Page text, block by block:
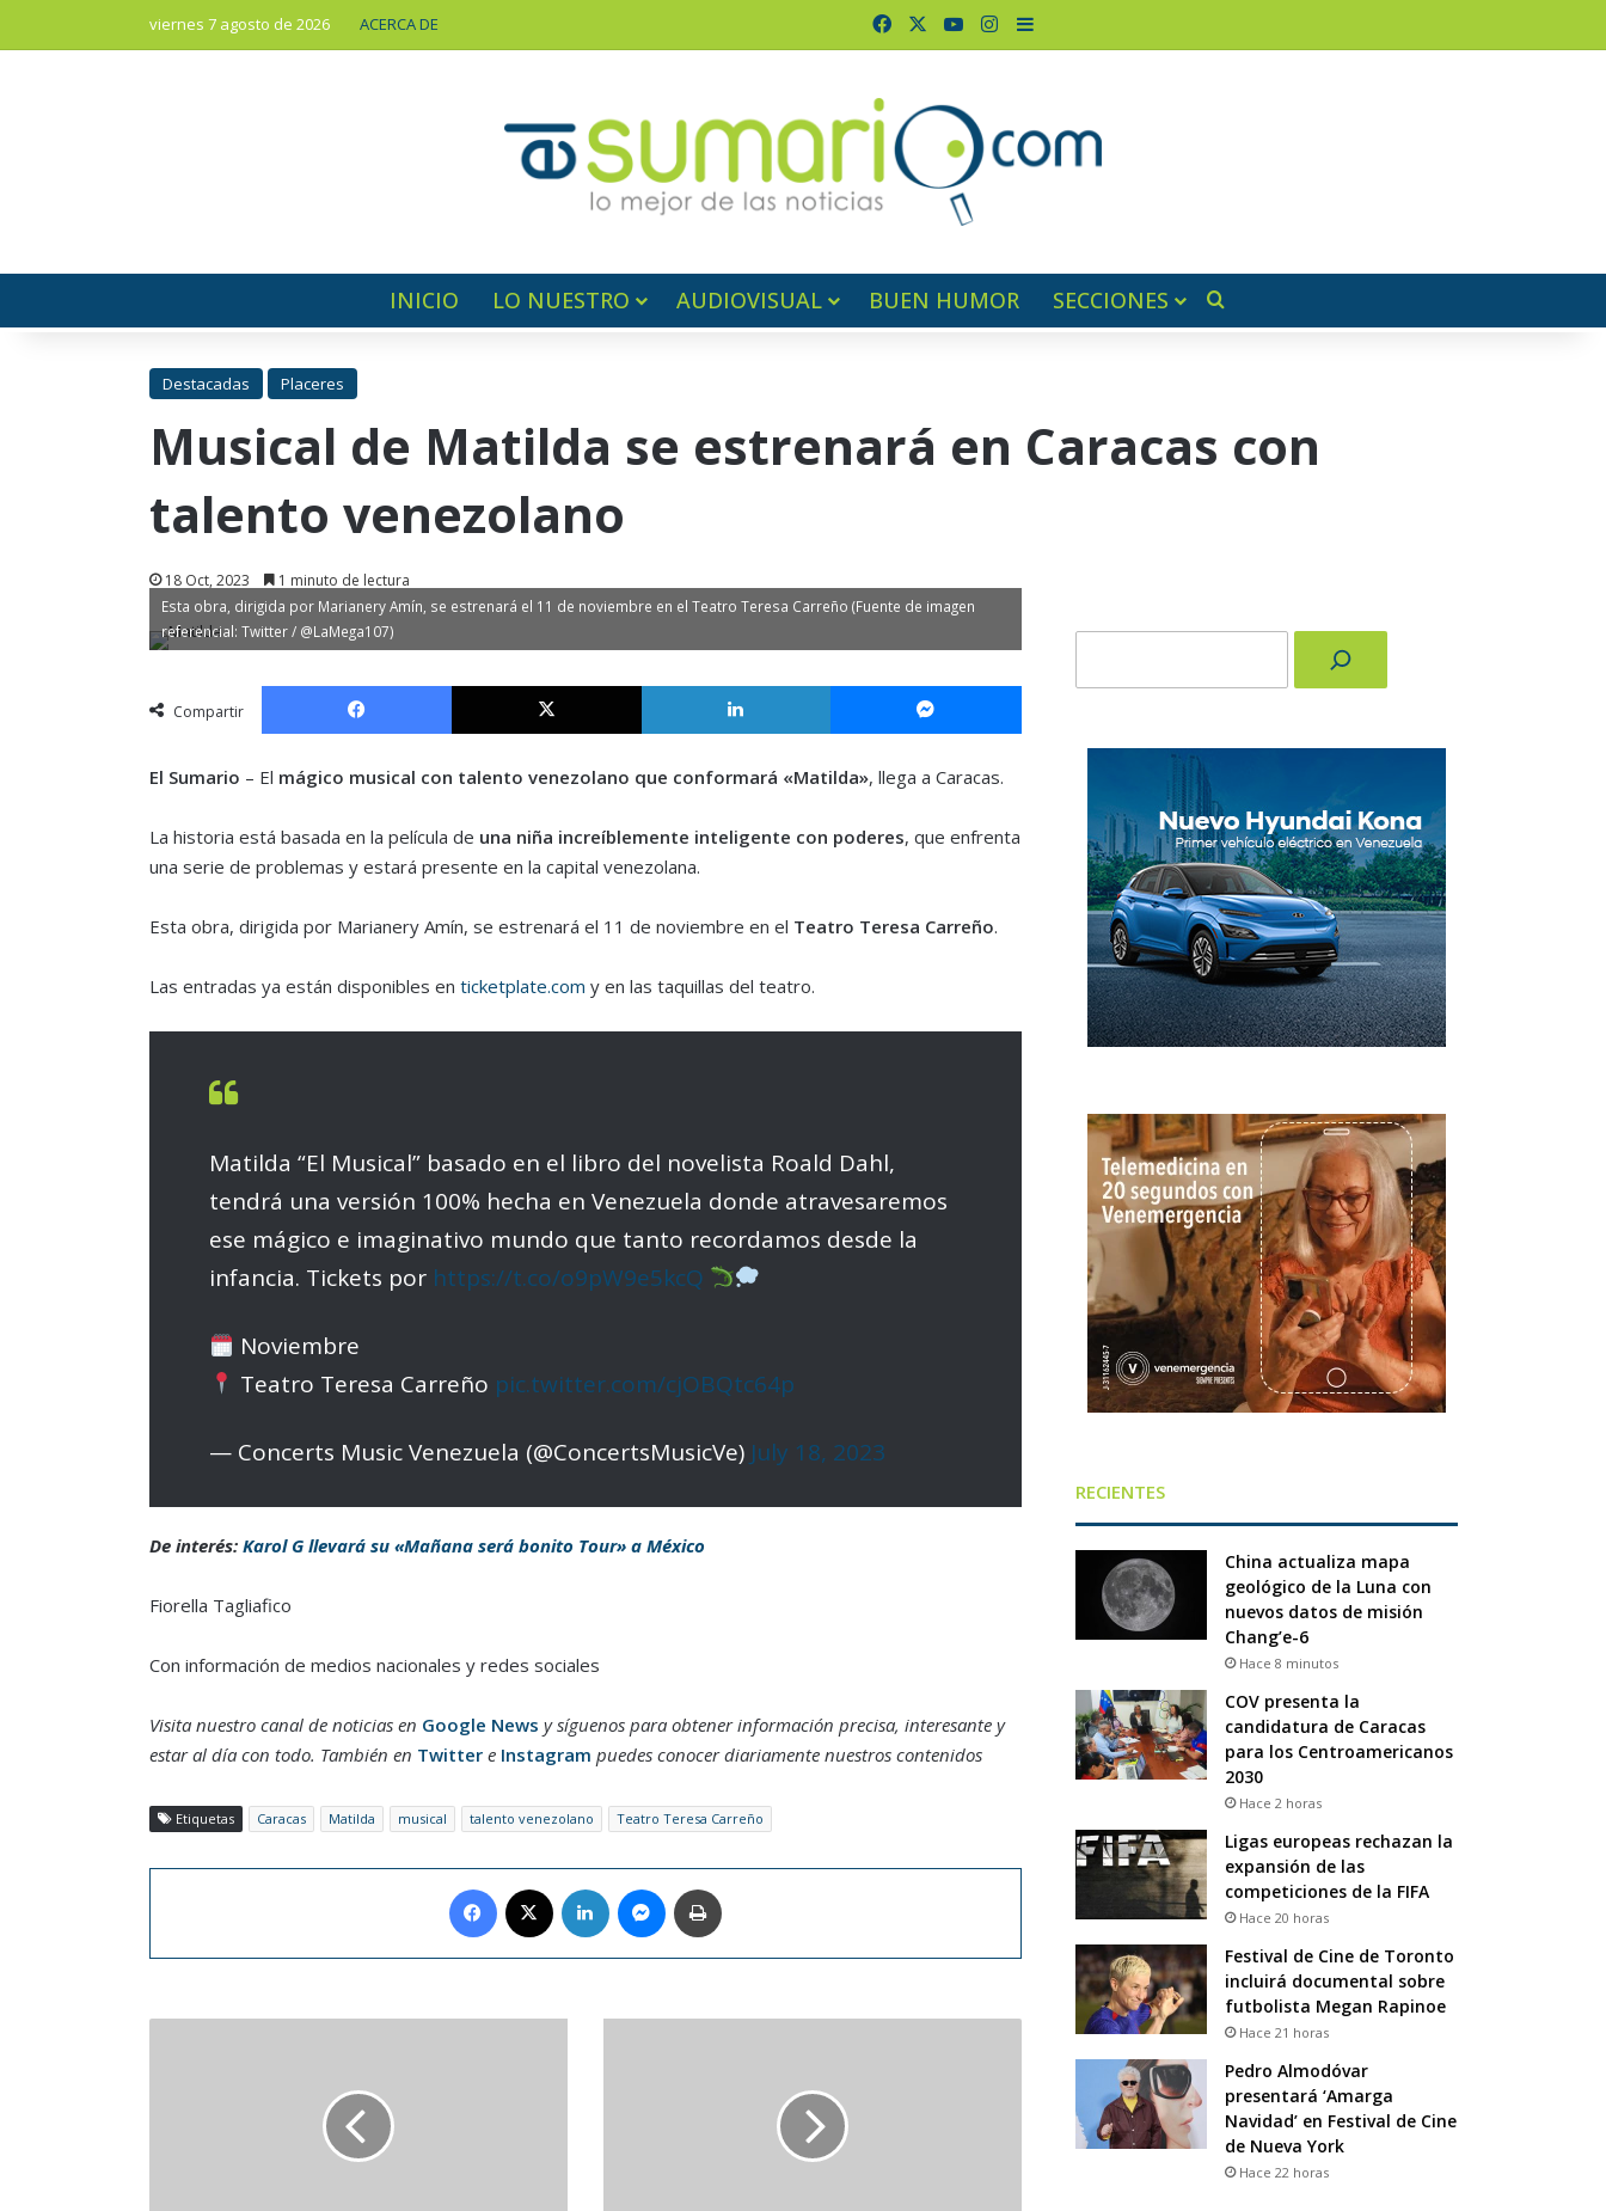
viernes 7 agosto de 2026 ACERCA DE FacebookYouTubeInstagram
Barra lateral
INICIO LO NUESTRO AUDIOVISUAL BUEN HUMOR SECCIONES
Destacadas Placeres
Musical de Matilda se estrenará en Caracas con
talento venezolano
18 Oct, 2023 1 minuto de lectura
Esta obra, dirigida por Marianery Amín, se estrenará el 11 de noviembre en el Teatro Teresa Carreño (Fuente de imagen
referencial: Twitter / @LaMega107)
Compartir
Facebook X LinkedIn Messenger
El Sumario – El mágico musical con talento venezolano que conformará «Matilda», llega a Caracas.
La historia está basada en la película de una niña increíblemente inteligente con poderes, que enfrenta
una serie de problemas y estará presente en la capital venezolana.
Esta obra, dirigida por Marianery Amín, se estrenará el 11 de noviembre en el Teatro Teresa Carreño.
Las entradas ya están disponibles en ticketplate.com y en las taquillas del teatro.
Matilda “El Musical” basado en el libro del novelista Roald Dahl,
tendrá una versión 100% hecha en Venezuela donde atravesaremos
ese mágico e imaginativo mundo que tanto recordamos desde la
infancia. Tickets por https://t.co/o9pW9e5kcQ
Noviembre
Teatro Teresa Carreño pic.twitter.com/cjOBQtc64p
— Concerts Music Venezuela (@ConcertsMusicVe) July 18, 2023
De interés: Karol G llevará su «Mañana será bonito Tour» a México
Fiorella Tagliafico
Con información de medios nacionales y redes sociales
Visita nuestro canal de noticias en Google News y síguenos para obtener información precisa, interesante y
estar al día con todo. También en Twittere Instagram puedes conocer diariamente nuestros contenidos
Etiquetas Caracas Matilda musical talento venezolano Teatro Teresa Carreño
Facebook LinkedIn Messenger
RECIENTES
China actualiza mapa
geológico de la Luna con
nuevos datos de misión
Chang’e-6
Hace 8 minutos
COV presenta la
candidatura de Caracas
para los Centroamericanos
2030
Hace 2 horas
Ligas europeas rechazan la
expansión de las
competiciones de la FIFA
Hace 20 horas
Festival de Cine de Toronto
incluirá documental sobre
futbolista Megan Rapinoe
Hace 21 horas
Pedro Almodóvar
presentará ‘Amarga
Navidad’ en Festival de Cine
de Nueva York
Hace 22 horas